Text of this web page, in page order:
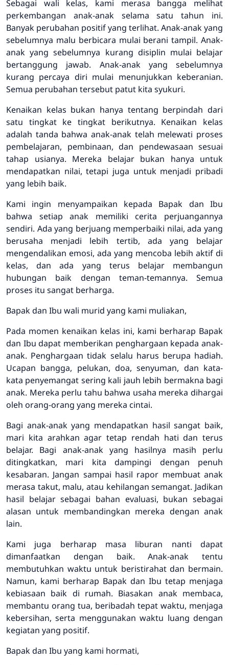
Sebagai wali kelas, kami merasa bangga melihat
perkembangan anak-anak selama satu tahun ini.
Banyak perubahan positif yang terlihat. Anak-anak yang
sebelumnya malu berbicara mulai berani tampil. Anak-
anak yang sebelumnya kurang disiplin mulai belajar
bertanggung jawab. Anak-anak yang sebelumnya
kurang percaya diri mulai menunjukkan keberanian.
Semua perubahan tersebut patut kita syukuri.
Kenaikan kelas bukan hanya tentang berpindah dari
satu tingkat ke tingkat berikutnya. Kenaikan kelas
adalah tanda bahwa anak-anak telah melewati proses
pembelajaran, pembinaan, dan pendewasaan sesuai
tahap usianya. Mereka belajar bukan hanya untuk
mendapatkan nilai, tetapi juga untuk menjadi pribadi
yang lebih baik.
Kami ingin menyampaikan kepada Bapak dan Ibu
bahwa setiap anak memiliki cerita perjuangannya
sendiri. Ada yang berjuang memperbaiki nilai, ada yang
berusaha menjadi lebih tertib, ada yang belajar
mengendalikan emosi, ada yang mencoba lebih aktif di
kelas, dan ada yang terus belajar membangun
hubungan baik dengan teman-temannya. Semua
proses itu sangat berharga.
Bapak dan Ibu wali murid yang kami muliakan,
Pada momen kenaikan kelas ini, kami berharap Bapak
dan Ibu dapat memberikan penghargaan kepada anak-
anak. Penghargaan tidak selalu harus berupa hadiah.
Ucapan bangga, pelukan, doa, senyuman, dan kata-
kata penyemangat sering kali jauh lebih bermakna bagi
anak. Mereka perlu tahu bahwa usaha mereka dihargai
oleh orang-orang yang mereka cintai.
Bagi anak-anak yang mendapatkan hasil sangat baik,
mari kita arahkan agar tetap rendah hati dan terus
belajar. Bagi anak-anak yang hasilnya masih perlu
ditingkatkan, mari kita dampingi dengan penuh
kesabaran. Jangan sampai hasil rapor membuat anak
merasa takut, malu, atau kehilangan semangat. Jadikan
hasil belajar sebagai bahan evaluasi, bukan sebagai
alasan untuk membandingkan mereka dengan anak
lain.
Kami juga berharap masa liburan nanti dapat
dimanfaatkan dengan baik. Anak-anak tentu
membutuhkan waktu untuk beristirahat dan bermain.
Namun, kami berharap Bapak dan Ibu tetap menjaga
kebiasaan baik di rumah. Biasakan anak membaca,
membantu orang tua, beribadah tepat waktu, menjaga
kebersihan, serta menggunakan waktu luang dengan
kegiatan yang positif.
Bapak dan Ibu yang kami hormati,